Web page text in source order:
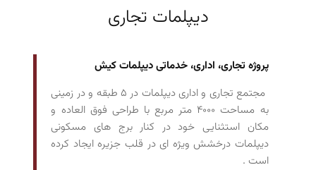
دیپلمات تجاری
پروژه تجاری، اداری، خدماتی دیپلماتکیش
مجتمع تجاری و اداری دیپلمات در ۵ طبقه و در زمینی
به مساحت ۴۰۰۰ متر مربع با طراحی فوق العاده و
مکان استثنایی خود در کنار برج های مسکونی
دیپلمات درخشش ویژه ای در قلب جزیره ایجاد کرده
است .